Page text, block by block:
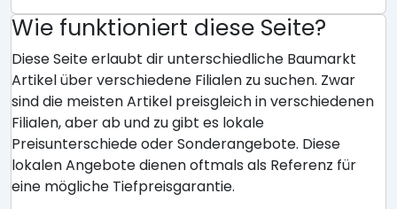
Wie funktioniert diese Seite?
Diese Seite erlaubt dir unterschiedliche Baumarkt
Artikel über verschiedene Filialen zu suchen. Zwar
sind die meisten Artikel preisgleich in verschiedenen
Filialen, aber ab und zu gibt es lokale
Preisunterschiede oder Sonderangebote. Diese
lokalen Angebote dienen oftmals als Referenz für
eine mögliche Tiefpreisgarantie.